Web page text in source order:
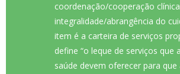
coordenação/cooperação
integralidade/abrangência do
item é a carteira de serviços
define “o leque de serviços que
saúde devem oferecer para que